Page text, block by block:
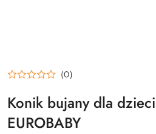
(0)
Konik bujany dla
EUROBABY